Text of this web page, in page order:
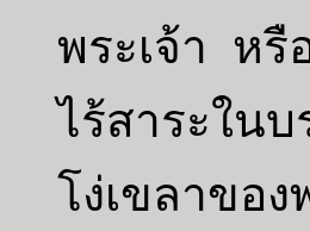
พระเจ้า ห
ไร้สาระใน
โง่เขลาขอ